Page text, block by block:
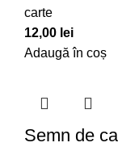
carte
12,00 lei
Adaugă în coș
Semn de